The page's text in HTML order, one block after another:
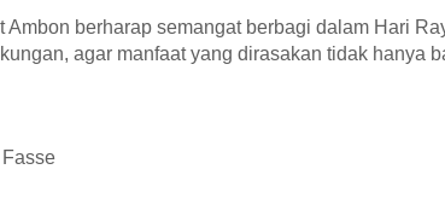
Ambon berharap semangat berbagi dalam Hari
agar manfaat yang dirasakan tidak hanya